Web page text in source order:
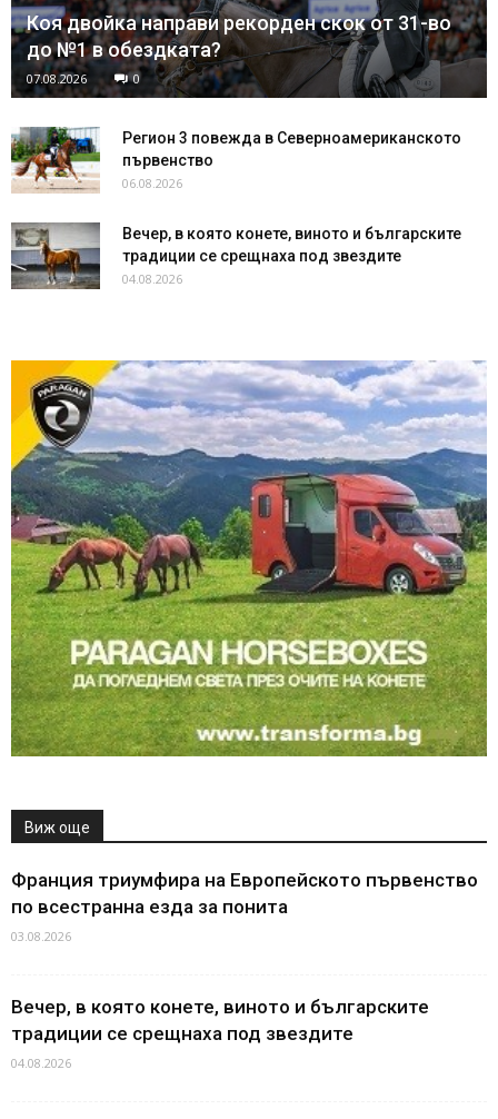
Коя двойка направи рекорден скок от 31-во
до №1 в обездката?
07.08.2026 0
Регион 3 повежда в Северноамериканското
първенство
06.08.2026
Вечер, в която конете, виното и българските
традиции се срещнаха под звездите
04.08.2026
Виж още
Франция триумфира на Европейското първенство
по всестранна езда за понита
03.08.2026
Вечер, в която конете, виното и българските
традиции се срещнаха под звездите
04.08.2026